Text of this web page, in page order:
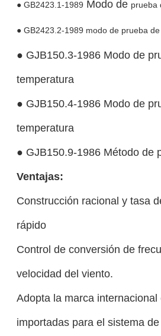
● GB2423.1-1989 Modo de prueba
● GB2423.2-1989 modo de prueba
● GJB150.3-1986 Modo de
temperatura
● GJB150.4-1986 Modo de
temperatura
● GJB150.9-1986 Método de
Ventajas:
Construcción racional y tasa
rápido
Control de conversión de
velocidad del viento.
Adopta la marca internacional
importadas para el sistema